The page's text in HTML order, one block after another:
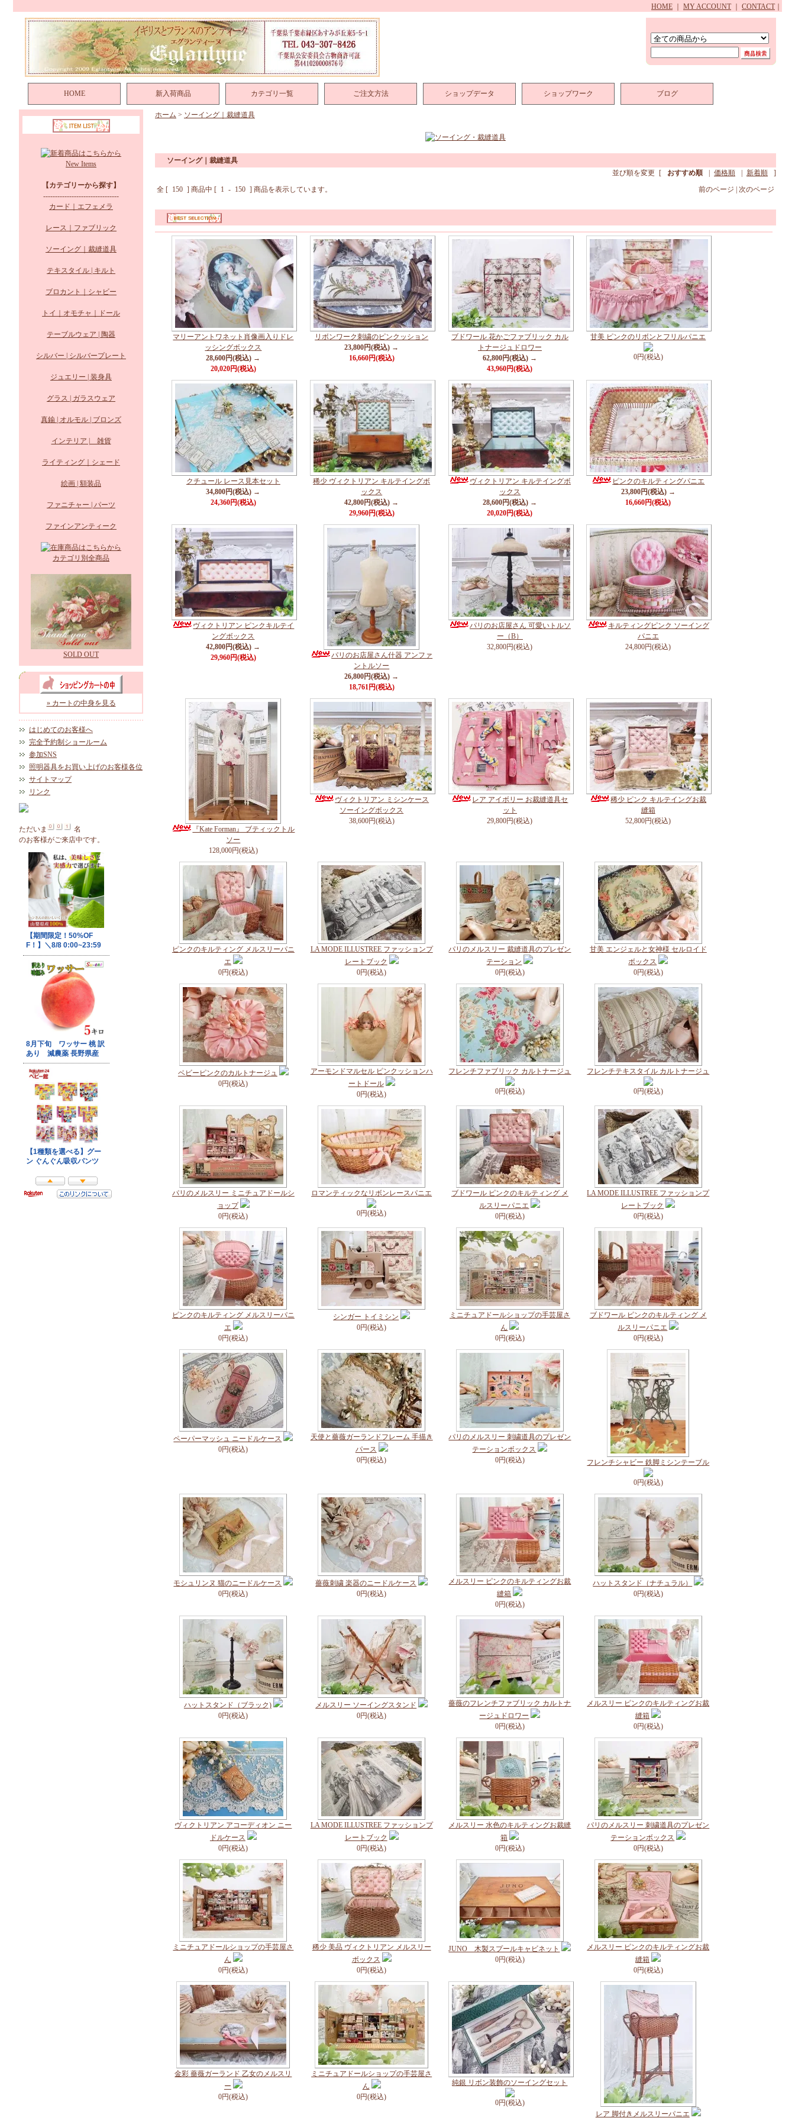
HOME MY ACCOUNT CONTACT
HOME 新入荷商品 カテゴリ一覧 ご注文方法 ショップデータ ショップワーク ブログ
New Items
【カテゴリーから探す】
--------------------------------
カード｜エフェメラ
レース｜ファブリック
ソーイング｜裁縫道具
テキスタイル | キルト
ブロカント｜シャビー
トイ｜オモチャ｜ドール
テーブルウェア | 陶器
シルバー | シルバープレート
ジュエリー | 装身具
グラス | ガラスウェア
真鍮 | オルモル | ブロンズ
インテリア | 雑貨
ライティング｜シェード
絵画 | 額装品
ファニチャー | パーツ
ファインアンティーク
カテゴリ別全商品
SOLD OUT
» カートの中身を見る
はじめてのお客様へ
完全予約制ショールーム
参加SNS
照明器具をお買い上げのお客様各位
サイトマップ
リンク
ただいま
名
のお客様がご来店中です。
ホーム > ソーイング｜裁縫道具
ソーイング｜裁縫道具
並び順を変更 [ おすすめ順 価格順 新着順
]
全 [ 150 ] 商品中 [ 1 - 150 ] 商品を表示しています。 前のページ | 次のページ
マリーアントワネット肖像画入りドレ
ッシングボックス
28,600円(税込) →
20,020円(税込)
リボンワーク刺繍のピンクッション
23,800円(税込) →
16,660円(税込)
ブドワール 花かごファブリック カル
トナージュドロワー
62,800円(税込) →
43,960円(税込)
甘美 ピンクのリボンとフリルパニエ
0円(税込)
クチュール レース見本セット
34,800円(税込) →
24,360円(税込)
稀少 ヴィクトリアン キルテイングボ
ックス
42,800円(税込) →
29,960円(税込)
ヴィクトリアン キルテイングボ
ックス
28,600円(税込) →
20,020円(税込)
ピンクのキルティングパニエ
23,800円(税込) →
16,660円(税込)
ヴィクトリアン ピンクキルテイ
ングボックス
42,800円(税込) →
29,960円(税込)
パリのお店屋さん什器 アンファ
ントルソー
26,800円(税込) →
18,761円(税込)
パリのお店屋さん 可愛いトルソ
ー（B）
32,800円(税込)
キルティングピンク ソーイング
パニエ
24,800円(税込)
『Kate Forman』 ブティックトル
ソー
128,000円(税込)
ヴィクトリアン ミシンケース
ソーイングボックス
38,600円(税込)
レア アイボリー お裁縫道具セ
ット
29,800円(税込)
稀少 ピンク キルテイングお裁
縫箱
52,800円(税込)
ピンクのキルティング メルスリーパニ
エ
0円(税込)
LA MODE ILLUSTREE ファッションプ
レートブック
0円(税込)
パリのメルスリー 裁縫道具のプレゼン
テーション
0円(税込)
甘美 エンジェルと女神様 セルロイド
ボックス
0円(税込)
ベビーピンクのカルトナージュ
0円(税込)
アーモンドマルセル ピンクッションハ
ートドール
0円(税込)
フレンチファブリック カルトナージュ
0円(税込)
フレンチテキスタイル カルトナージュ
0円(税込)
パリのメルスリー ミニチュアドールシ
ョップ
0円(税込)
ロマンティックなリボンレースパニエ
0円(税込)
ブドワール ピンクのキルティング メ
ルスリーパニエ
0円(税込)
LA MODE ILLUSTREE ファッションプ
レートブック
0円(税込)
ピンクのキルティング メルスリーパニ
エ
0円(税込)
シンガー トイミシン
0円(税込)
ミニチュアドールショップの手芸屋さ
ん
0円(税込)
ブドワール ピンクのキルティング メ
ルスリーパニエ
0円(税込)
ペーパーマッシュ ニードルケース
0円(税込)
天使と薔薇ガーランドフレーム 手描き
パース
0円(税込)
パリのメルスリー 刺繍道具のプレゼン
テーションボックス
0円(税込)
フレンチシャビー 鉄脚ミシンテーブル
0円(税込)
モシュリンヌ 猫のニードルケース
0円(税込)
薔薇刺繍 楽器のニードルケース
0円(税込)
メルスリー ピンクのキルティングお裁
縫箱
0円(税込)
ハットスタンド（ナチュラル）
0円(税込)
ハットスタンド（ブラック)
0円(税込)
メルスリー ソーイングスタンド
0円(税込)
薔薇のフレンチファブリック カルトナ
ージュドロワー
0円(税込)
メルスリー ピンクのキルティングお裁
縫箱
0円(税込)
ヴィクトリアン アコーディオン ニー
ドルケース
0円(税込)
LA MODE ILLUSTREE ファッションプ
レートブック
0円(税込)
メルスリー 水色のキルティングお裁縫
箱
0円(税込)
パリのメルスリー 刺繍道具のプレゼン
テーションボックス
0円(税込)
ミニチュアドールショップの手芸屋さ
ん
0円(税込)
稀少 美品 ヴィクトリアン メルスリー
ボックス
0円(税込)
JUNO 木製スプールキャビネット
0円(税込)
メルスリー ピンクのキルティングお裁
縫箱
0円(税込)
金彩 薔薇ガーランド 乙女のメルスリ
ー
0円(税込)
ミニチュアドールショップの手芸屋さ
ん
0円(税込)
純銀 リボン装飾のソーイングセット
0円(税込)
レア 脚付きメルスリーパニエ